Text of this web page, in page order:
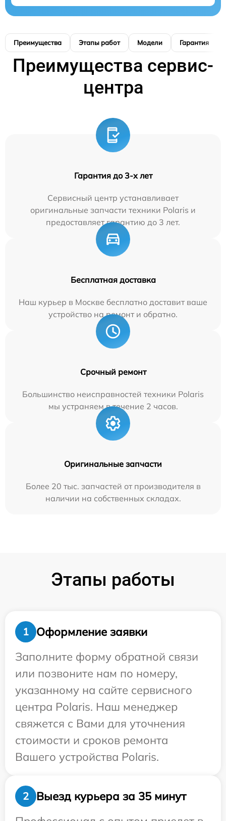
Преимущества Этапы работ Модели Гарантия
Преимущества сервис-
центра
Гарантия до 3-х лет
Сервисный центр устанавливает
оригинальные запчасти техники Polaris и
предоставляет гарантию до 3 лет.
Бесплатная доставка
Наш курьер в Москве бесплатно доставит ваше
устройство на ремонт и обратно.
Срочный ремонт
Большинство неисправностей техники Polaris
мы устраняем в течение 2 часов.
Оригинальные запчасти
Более 20 тыс. запчастей от производителя в
наличии на собственных складах.
Этапы работы
1
Оформление заявки
Заполните форму обратной связи
или позвоните нам по номеру,
указанному на сайте сервисного
центра Polaris. Наш менеджер
свяжется с Вами для уточнения
стоимости и сроков ремонта
Вашего устройства Polaris.
2
Выезд курьера за 35 минут